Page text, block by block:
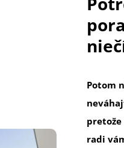
Potom
pretože
radi